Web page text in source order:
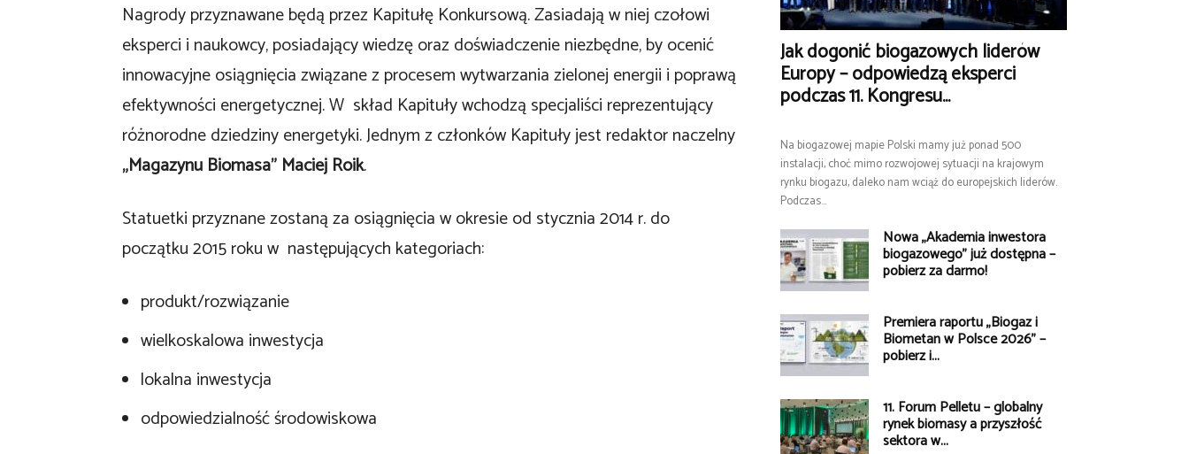
Nagrody przyznawane będą przez Kapitułę Konkursową. Zasiadają w niej czołowi
eksperci i naukowcy, posiadający wiedzę oraz doświadczenie niezbędne, by ocenić
innowacyjne osiągnięcia związane z procesem wytwarzania zielonej energii i poprawą
efektywności energetycznej. W skład Kapituły wchodzą specjaliści reprezentujący
różnorodne dziedziny energetyki. Jednym z członków Kapituły jest redaktor naczelny
„Magazynu Biomasa” Maciej Roik.
Statuetki przyznane zostaną za osiągnięcia w okresie od stycznia 2014 r. do
początku 2015 roku w następujących kategoriach:
produkt/rozwiązanie
wielkoskalowa inwestycja
lokalna inwestycja
odpowiedzialność środowiskowa
Jak dogonić biogazowych liderów
Europy – odpowiedzą eksperci
podczas 11. Kongresu...
Na biogazowej mapie Polski mamy już ponad 500
instalacji, choć mimo rozwojowej sytuacji na krajowym
rynku biogazu, daleko nam wciąż do europejskich liderów.
Podczas...
Nowa „Akademia inwestora
biogazowego” już dostępna –
pobierz za darmo!
Premiera raportu „Biogaz i
Biometan w Polsce 2026” –
pobierz i...
11. Forum Pelletu – globalny
rynek biomasy a przyszłość
sektora w...